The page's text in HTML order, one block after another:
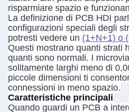
risparmiare spazio e
La definizione di PCB HDI
configurazioni speciali degli
potresti vedere un (1+N+1) o
Questi mostrano quanti strati
quanti sono normali. I
solitamente larghi meno di
piccole dimensioni ti
connessioni in meno spazio.
Caratteristiche principali
Quando guardi un PCB a